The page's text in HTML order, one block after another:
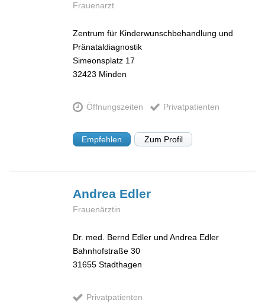
Frauenarzt
Zentrum für Kinderwunschbehandlung und
Pränataldiagnostik
Simeonsplatz 17
32423 Minden
Öffnungszeiten Privatpatienten
Empfehlen Zum Profil
Andrea Edler
Frauenärztin
Dr. med. Bernd Edler und Andrea Edler
Bahnhofstraße 30
31655 Stadthagen
Privatpatienten